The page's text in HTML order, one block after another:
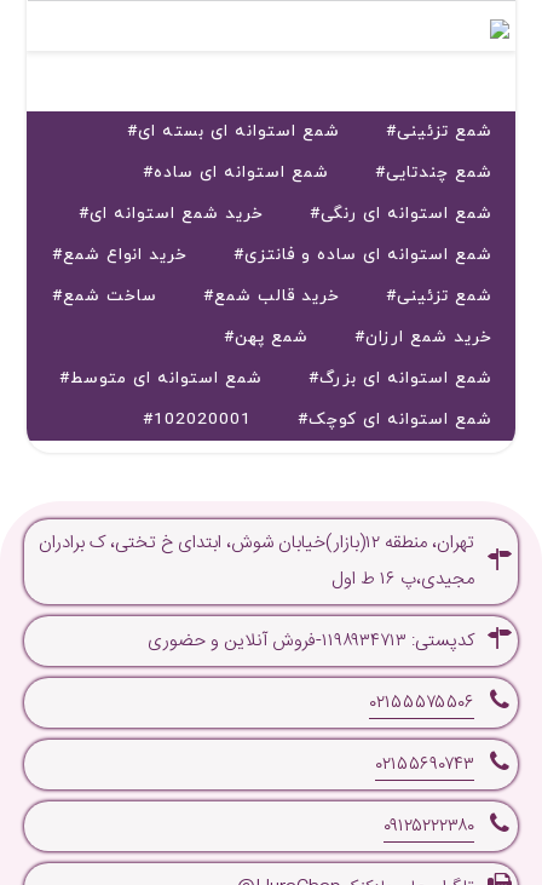
#شمع تزئینی
#شمع استوانه ای بسته ای
#شمع چندتایی
#شمع استوانه ای ساده
#شمع استوانه ای رنگی
#خرید شمع استوانه ای
#شمع استوانه ای ساده و فانتزی
#خرید انواع شمع
#شمع تزئینی
#خرید قالب شمع
#ساخت شمع
#خرید شمع ارزان
#شمع پهن
#شمع استوانه ای بزرگ
#شمع استوانه ای متوسط
#شمع استوانه ای کوچک
#102020001
تهران، منطقه ۱۲(بازار)خیابان شوش، ابتدای خ تختی، ک برادران
مجیدی،پ ۱۶ ط اول
کدپستی: ۱۱۹۸۹۳۴۷۱۳-فروش آنلاین و حضوری
۰۲۱۵۵۵۷۵۵۰۶
۰۲۱۵۵۶۹۰۷۴۳
۰۹۱۲۵۲۲۲۳۸۰